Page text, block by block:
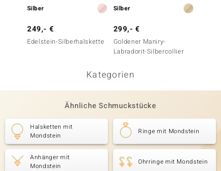
Silber
249,- €
Edelstein-Silberhalskette
Silber
299,- €
Goldener Maniry-
Labradorit-Silbercollier
Kategorien
Ähnliche Schmuckstücke
Halsketten mit
Mondstein
Ringe mit Mondstein
Anhänger mit
Mondstein
Ohrringe mit Mondstein